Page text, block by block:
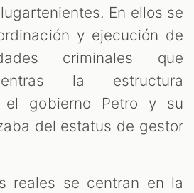
En ellos se
y ejecución de
criminales que
la estructura
el gobierno Petro y su
del estatus de gestor
reales se centran en la